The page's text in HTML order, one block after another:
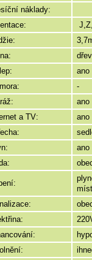
náklady:
ano
-
ano
a TV:
ano
ano